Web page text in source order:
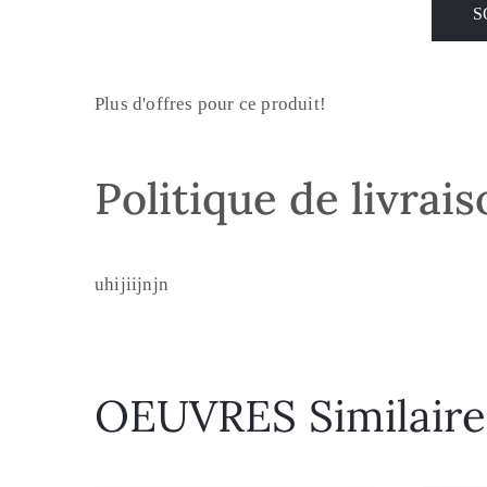
Plus d'offres pour ce produit!
Politique de
uhijiijnjn
OEUVRES